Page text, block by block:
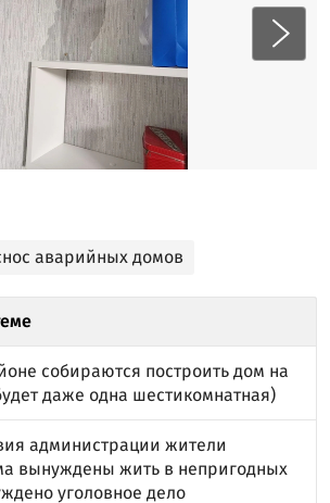
аварийных домов
собираются построить дом на
даже одна шестикомнатная)
администрации жители
вынуждены жить в непригодных
уголовное дело